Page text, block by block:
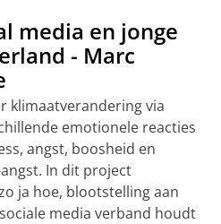
media en jonge
- Marc
klimaatverandering via
emotionele reacties
angst, boosheid en
In dit project
ja hoe, blootstelling aan
media verband houdt